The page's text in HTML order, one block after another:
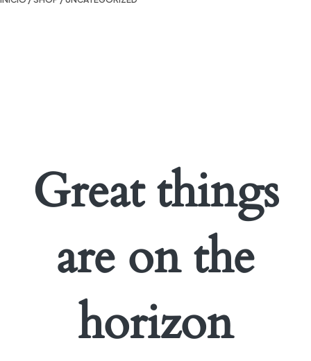
Great things
are on the
horizon